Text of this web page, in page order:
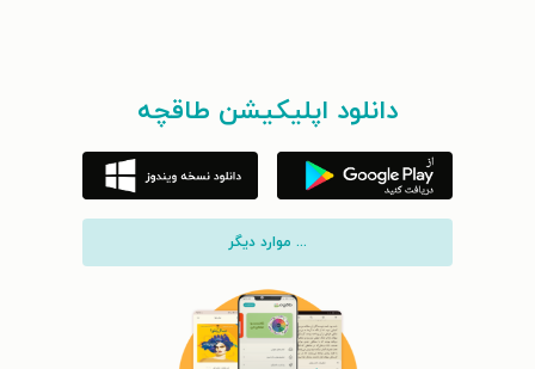
دانلود اپلیکیشن طاقچه
... موارد دیگر